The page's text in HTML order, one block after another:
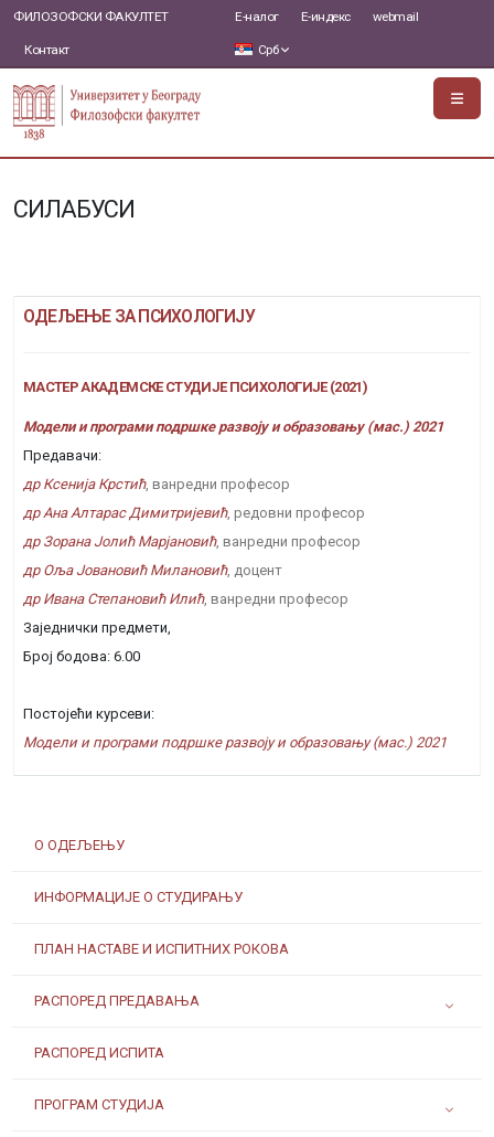
ФИЛОЗОФСКИ ФАКУЛТЕТ
Контакт
Е-налог Е-индекс webmail
Срб
СИЛАБУСИ
О ОДЕЉЕЊУ
ИНФОРМАЦИЈЕ О СТУДИРАЊУ
ПЛАН НАСТАВЕ И ИСПИТНИХ РОКОВА
РАСПОРЕД ПРЕДАВАЊА
РАСПОРЕД ИСПИТА
ПРОГРАМ СТУДИЈА
ОДЕЉЕЊЕ ЗА ПСИХОЛОГИЈУ
МАСТЕР АКАДЕМСКЕ СТУДИЈЕ ПСИХОЛОГИЈЕ (2021)
Модели и програми подршке развоју и образовању (мас.) 2021
Предавачи:
др Ксенија Крстић, ванредни професор
др Ана Алтарас Димитријевић, редовни професор
др Зорана Јолић Марјановић, ванредни професор
др Оља Јовановић Милановић, доцент
др Ивана Степановић Илић, ванредни професор
Заједнички предмети,
Број бодова: 6.00
Постојећи курсеви:
Модели и програми подршке развоју и образовању (мас.) 2021